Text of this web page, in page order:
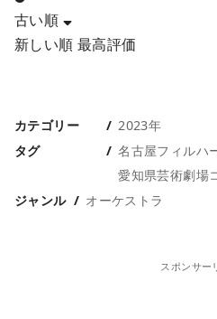
古い順
新しい順 最高評価
カテゴリー
2023年
タグ
名古屋フィルハ
愛知県芸術劇場
ジャンル
オーケストラ
スポンサー